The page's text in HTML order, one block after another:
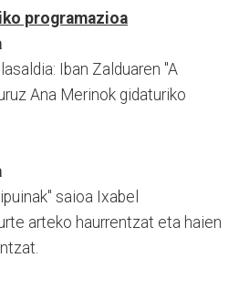
programazioa
Iban Zalduaren "A
Ana Merinok gidaturiko
saioa Ixabel
arteko haurrentzat eta haien